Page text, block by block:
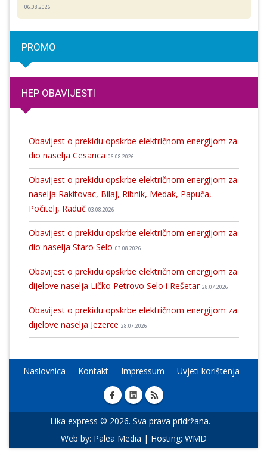
06.08.2026
PROMO
HEP OBAVIJESTI
Obavijest o prekidu opskrbe električnom energijom za
dio naselja Cesarica 06.08.2026
Obavijest o prekidu opskrbe električnom energijom za
naselja Rakitovac, Bilaj, Ribnik, Medak, Papuča,
Počitelj, Raduč 03.08.2026
Obavijest o prekidu opskrbe električnom energijom za
dio naselja Staro Selo 03.08.2026
Obavijest o prekidu opskrbe električnom energijom za
dijelove naselja Ličko Petrovo Selo i Rešetar 28.07.2026
Obavijest o prekidu opskrbe električnom energijom za
dijelove naselja Jezerce 28.07.2026
Naslovnica Kontakt Impressum Uvjeti korištenja
Lika express © 2026. Sva prava pridržana.
Web by: Palea Media | Hosting: WMD